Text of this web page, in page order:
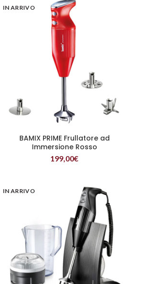
IN ARRIVO
LEGGI TUTTO
BAMIX PRIME Frullatore ad
Immersione Rosso
199,00€
IN ARRIVO